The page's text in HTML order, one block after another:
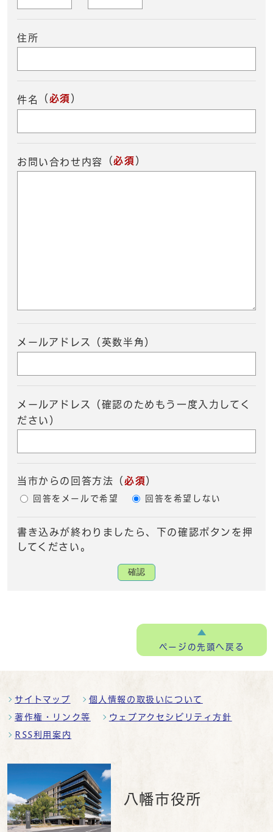
住所
件名 （ 必須 ）
お問い合わせ内容 （必須 ）
メールアドレス（英数半角）
メールアドレス（確認のためもう一度入力してく
ださい）
当市からの回答方法 （ 必須）
回答をメールで希望 回答を希望しない
書き込みが終わりましたら、下の確認ボタンを押
してください。
確認
ページの先頭へ戻る
サイトマップ 個人情報の取扱いについて
著作権・リンク等 ウェブアクセシビリティ方針
RSS利用案内
八幡市役所